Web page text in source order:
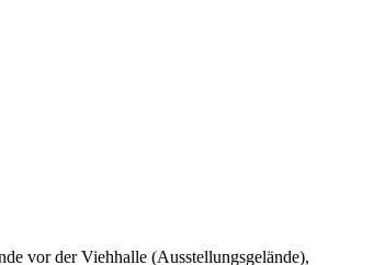
vor der Viehhalle (Ausstellungsgelände),